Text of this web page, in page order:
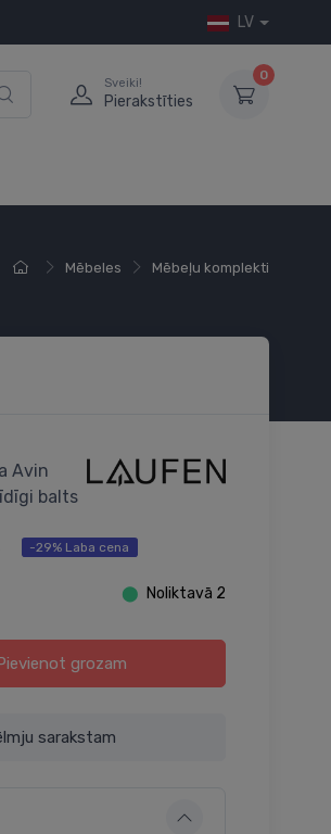
LV
Sveiki!
Pierakstīties
0
Mēbeles Mēbeļu komplekti
Avin
balts
-29% Laba cena
⬤ Noliktavā 2
grozam
sarakstam